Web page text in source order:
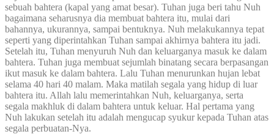
sebuah bahtera (kapal yang amat besar). Tuhan juga beri tahu Nuh
bagaimana seharusnya dia membuat bahtera itu, mulai dari
bahannya, ukurannya, sampai bentuknya. Nuh melakukannya tepat
seperti yang diperintahkan Tuhan sampai akhirnya bahtera itu jadi.
Setelah itu, Tuhan menyuruh Nuh dan keluarganya masuk ke dalam
bahtera. Tuhan juga membuat sejumlah binatang secara berpasangan
ikut masuk ke dalam bahtera. Lalu Tuhan menurunkan hujan lebat
selama 40 hari 40 malam. Maka matilah segala yang hidup di luar
bahtera itu. Allah lalu memerintahkan Nuh, keluarganya, serta
segala makhluk di dalam bahtera untuk keluar. Hal pertama yang
Nuh lakukan setelah itu adalah mengucap syukur kepada Tuhan atas
segala perbuatan-Nya.